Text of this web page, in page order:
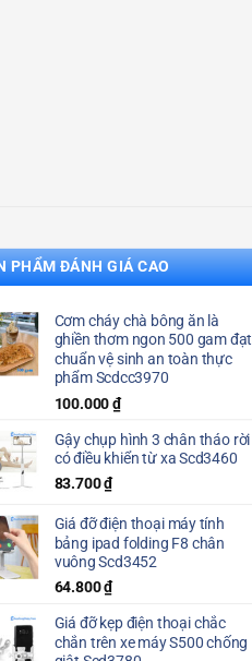
PHẨM ĐÁNH GIÁ CAO
Cơm cháy chà bông ăn là
ghiền thơm ngon 500 gam đạt
chuẩn vệ sinh an toàn thực
phẩm Scdcc3970
100.000₫
Gậy chụp hình 3 chân tháo rời
có điều khiển từ xa Scd3460
83.700₫
Giá đỡ điện thoại máy tính
bảng ipad folding F8 chân
vuông Scd3452
64.800₫
Giá đỡ kẹp điện thoại chắc
chắn trên xe máy S500 chống